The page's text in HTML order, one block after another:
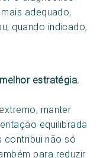
adequado,
quando indicado,
estratégia.
manter
equilibrada
contribui não só
para reduzir